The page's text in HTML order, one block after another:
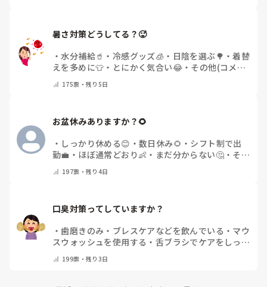
暑さ対策どうしてる？🥵
・水分補給🥤 ・ 冷感グッズ🧊 ・ 日陰を選ぶ🌳 ・着替
えを多めに👕 ・ とにかく気合い😂・ その他(コメン
トで教えてください)
175票・残り5日
お盆休みありますか？🌻
・ しっかり休める😊 ・ 数日休み🌻 ・ シフト制で出
勤💼 ・ ほぼ通常どおり👶 ・ まだ分からない🤔・ その
他(コメントで教えてください)
197票・残り4日
口臭対策ってしていますか？
・歯磨きのみ ・ ブレスケアなどを飲んでいる ・ マウ
スウォッシュを使用する ・ 舌ブラシでケアをしっか
りする
フリスクをかじる
の他(コメントで教えて下さい)
199票・残り3日